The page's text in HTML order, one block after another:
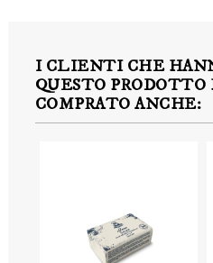
I CLIENTI CHE
QUESTO
COMPRATO ANCHE: